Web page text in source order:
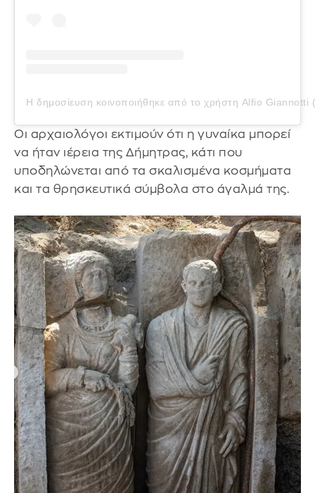
Η δημοσίευση κοινοποιήθηκε από το χρήστη Alfio
Οι αρχαιολόγοι εκτιμούν ότι η γυναίκα μπορεί
να ήταν ιέρεια της Δήμητρας, κάτι που
υποδηλώνεται από τα σκαλισμένα κοσμήματα
και τα θρησκευτικά σύμβολα στο άγαλμά της.